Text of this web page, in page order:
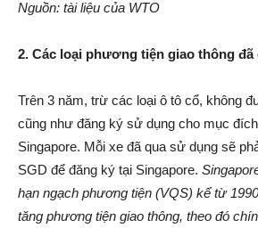
Nguồn: tài liệu của WTO
2. Các loại phương tiện giao thông
Trên 3 năm, trừ các loại ô tô cổ, không
cũng như đăng ký sử dụng cho mục
Singapore. Mỗi xe đã qua sử dụng sẽ
SGD để đăng ký tại Singapore.
hạn ngạch phương tiện (VQS) kể từ
tăng phương tiện giao thông, theo đó